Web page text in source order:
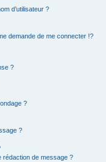
d’utilisateur ?
demande de me connecter !?
?
?
?
rédaction de message ?